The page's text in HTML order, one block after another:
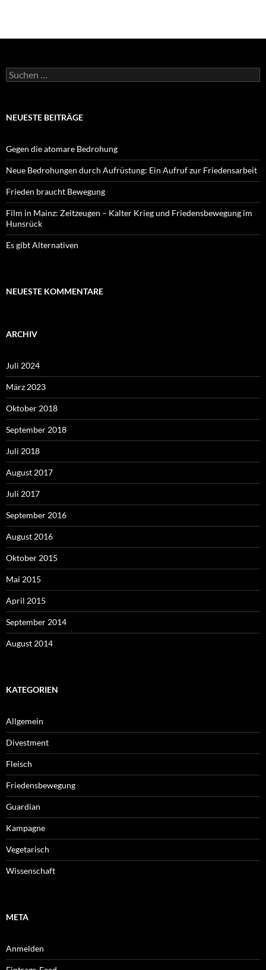
Suchen
nach:
NEUESTE BEITRÄGE
Gegen die atomare Bedrohung
Neue Bedrohungen durch Aufrüstung: Ein Aufruf zur Friedensarbeit
Frieden braucht Bewegung
Film in Mainz: Zeitzeugen – Kalter Krieg und Friedensbewegung im
Hunsrück
Es gibt Alternativen
NEUESTE KOMMENTARE
ARCHIV
Juli 2024
März 2023
Oktober 2018
September 2018
Juli 2018
August 2017
Juli 2017
September 2016
August 2016
Oktober 2015
Mai 2015
April 2015
September 2014
August 2014
KATEGORIEN
Allgemein
Divestment
Fleisch
Friedensbewegung
Guardian
Kampagne
Vegetarisch
Wissenschaft
META
Anmelden